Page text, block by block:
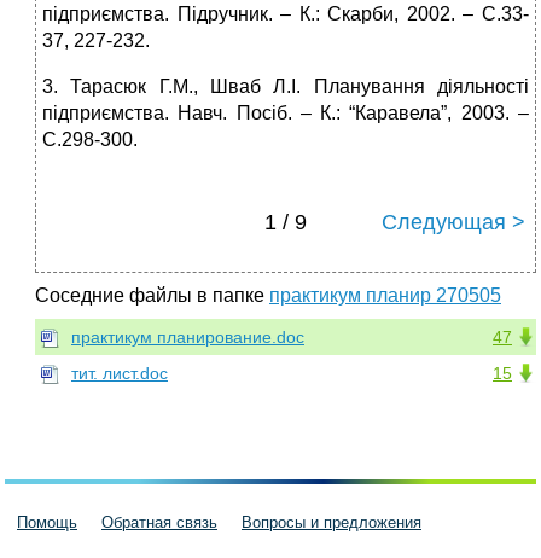
підприємства. Підручник. – К.: Скарби, 2002. – С.33-
37, 227-232.
3. Тарасюк Г.М., Шваб Л.І. Планування діяльності
підприємства. Навч. Посіб. – К.: “Каравела”, 2003. –
С.298-300.
1 / 9 Следующая >
Соседние файлы в папке практикум планир 270505
47
практикум планирование.doc
15
тит. лист.doc
Помощь Обратная связь Вопросы и предложения